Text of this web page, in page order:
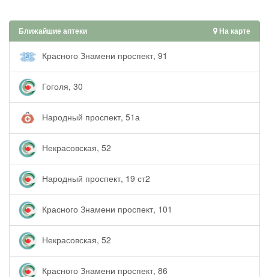
Ближайшие аптеки На карте
Красного Знамени проспект, 91
Гоголя, 30
Народный проспект, 51а
Некрасовская, 52
Народный проспект, 19 ст2
Красного Знамени проспект, 101
Некрасовская, 52
Красного Знамени проспект, 86